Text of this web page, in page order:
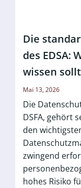
Die
des EDSA:
wissen
Mai 13, 2026
Die
DSFA, gehört
den
zwingend
hohes Risiko